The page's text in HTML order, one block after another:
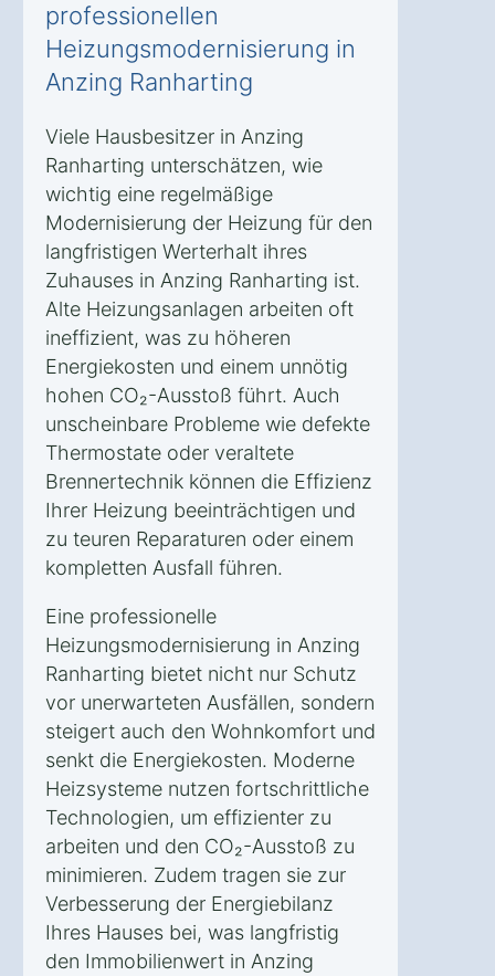
professionellen
Heizungsmodernisierung in
Anzing Ranharting
Viele Hausbesitzer in Anzing
Ranharting unterschätzen, wie
wichtig eine regelmäßige
Modernisierung der Heizung für den
langfristigen Werterhalt ihres
Zuhauses in Anzing Ranharting ist.
Alte Heizungsanlagen arbeiten oft
ineffizient, was zu höheren
Energiekosten und einem unnötig
hohen CO₂-Ausstoß führt. Auch
unscheinbare Probleme wie defekte
Thermostate oder veraltete
Brennertechnik können die Effizienz
Ihrer Heizung beeinträchtigen und
zu teuren Reparaturen oder einem
kompletten Ausfall führen.
Eine professionelle
Heizungsmodernisierung in Anzing
Ranharting bietet nicht nur Schutz
vor unerwarteten Ausfällen, sondern
steigert auch den Wohnkomfort und
senkt die Energiekosten. Moderne
Heizsysteme nutzen fortschrittliche
Technologien, um effizienter zu
arbeiten und den CO₂-Ausstoß zu
minimieren. Zudem tragen sie zur
Verbesserung der Energiebilanz
Ihres Hauses bei, was langfristig
den Immobilienwert in Anzing